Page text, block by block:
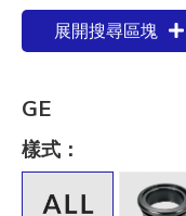
展開搜尋區塊
GE
樣式：